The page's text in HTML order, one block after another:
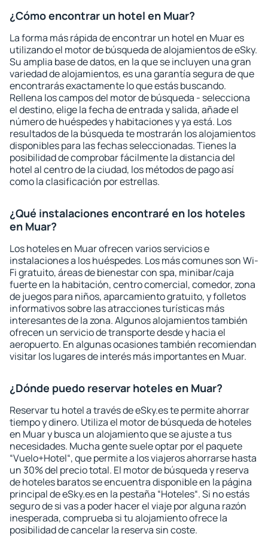
¿Cómo encontrar un hotel en Muar?
La forma más rápida de encontrar un hotel en Muar es
utilizando el motor de búsqueda de alojamientos de eSky.
Su amplia base de datos, en la que se incluyen una gran
variedad de alojamientos, es una garantía segura de que
encontrarás exactamente lo que estás buscando.
Rellena los campos del motor de búsqueda - selecciona
el destino, elige la fecha de entrada y salida, añade el
número de huéspedes y habitaciones y ya está. Los
resultados de la búsqueda te mostrarán los alojamientos
disponibles para las fechas seleccionadas. Tienes la
posibilidad de comprobar fácilmente la distancia del
hotel al centro de la ciudad, los métodos de pago así
como la clasificación por estrellas.
¿Qué instalaciones encontraré en los hoteles
en Muar?
Los hoteles en Muar ofrecen varios servicios e
instalaciones a los huéspedes. Los más comunes son Wi-
Fi gratuito, áreas de bienestar con spa, minibar/caja
fuerte en la habitación, centro comercial, comedor, zona
de juegos para niños, aparcamiento gratuito, y folletos
informativos sobre las atracciones turísticas más
interesantes de la zona. Algunos alojamientos también
ofrecen un servicio de transporte desde y hacia el
aeropuerto. En algunas ocasiones también recomiendan
visitar los lugares de interés más importantes en Muar.
¿Dónde puedo reservar hoteles en Muar?
Reservar tu hotel a través de eSky.es te permite ahorrar
tiempo y dinero. Utiliza el motor de búsqueda de hoteles
en Muar y busca un alojamiento que se ajuste a tus
necesidades. Mucha gente suele optar por el paquete
“Vuelo+Hotel“, que permite a los viajeros ahorrarse hasta
un 30% del precio total. El motor de búsqueda y reserva
de hoteles baratos se encuentra disponible en la página
principal de eSky.es en la pestaña “Hoteles“. Si no estás
seguro de si vas a poder hacer el viaje por alguna razón
inesperada, comprueba si tu alojamiento ofrece la
posibilidad de cancelar la reserva sin coste.